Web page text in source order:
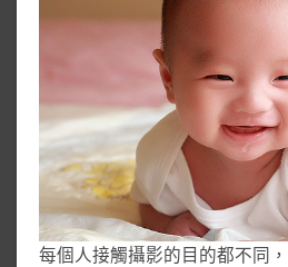
每個人接觸攝影的目的都不同